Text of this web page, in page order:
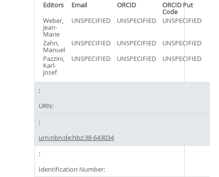
Editors Email ORCID ORCID Put
Code
Weber,
Jean-
Marie
UNSPECIFIED UNSPECIFIED UNSPECIFIED
Zahn,
Manuel
UNSPECIFIED UNSPECIFIED
UNSPECIFIED
Pazzini,
Karl-
Josef
UNSPECIFIED UNSPECIFIED UNSPECIFIED
URN:
urn:nbn:de:hbz:38-643034
Identification Number: